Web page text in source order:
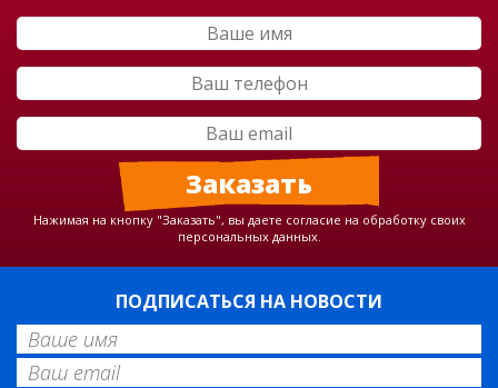
Нажимая на кнопку "Заказать", вы даете согласие на обработку своих
персональных данных.
ПОДПИСАТЬСЯ НА НОВОСТИ